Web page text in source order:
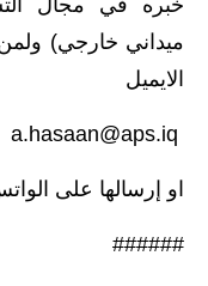
خبره في مجال
الايميل
a.hasaan@aps.iq
او إرسالها على الواتس اب
######